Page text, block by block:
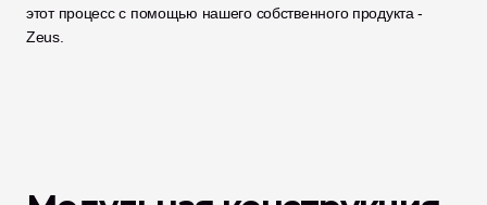
этот процесс с помощью нашего собственного продукта -
Zeus.